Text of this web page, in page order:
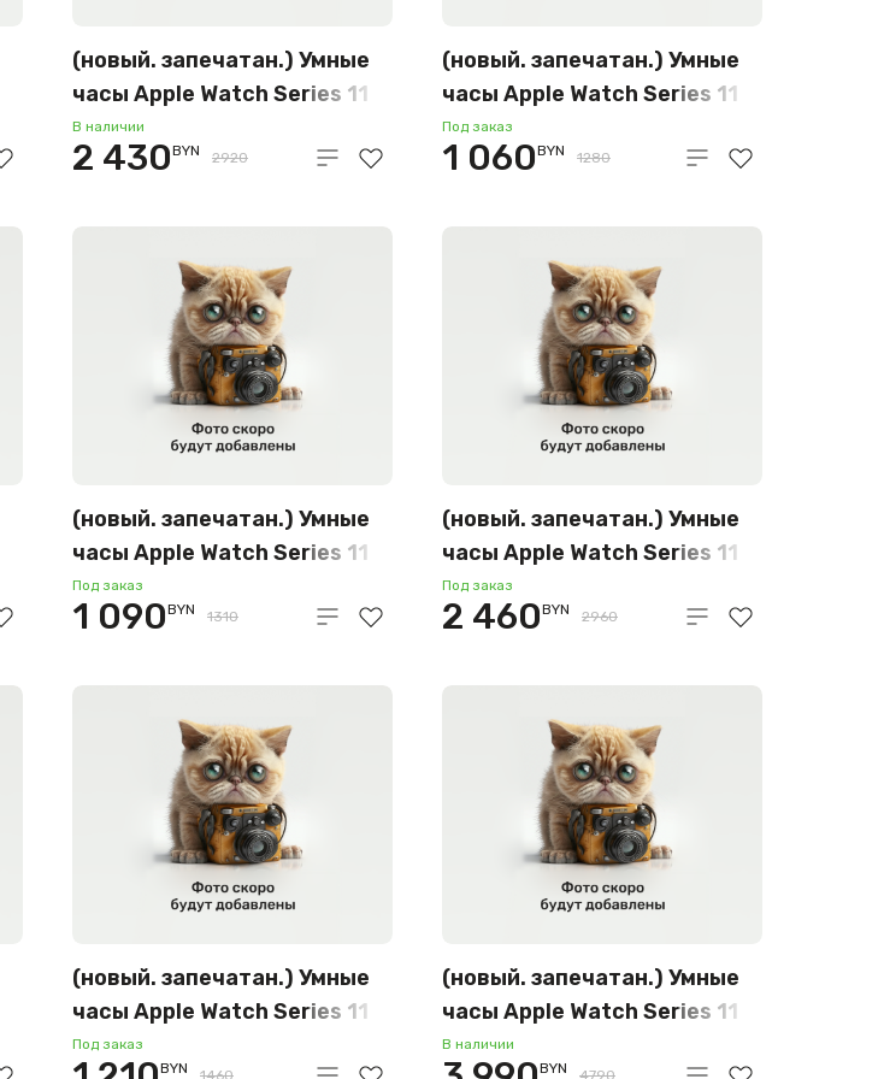
(новый. запечатан.) Умные
часы Apple Watch Series 11
LTE 42 мм (титановый
корпус, золотистый/
петля) MF8Y4
В наличии
2 430BYN 2920
(новый. запечатан.) Умные
часы Apple Watch Series 11
42 мм (алюминиевый
корпус, серый космос/
силиконовый M/L) MEQX4
Под заказ
1 060BYN 1280
(новый. запечатан.) Умные
часы Apple Watch Series 11
42 мм (алюминиевый
корпус, серебристый/
спортивный силиконовый
S/M) MEU64
Под заказ
1 090BYN 1310
(новый. запечатан.) Умные
часы Apple Watch Series 11
LTE 46 мм (титановый
корпус, природный/
петля – S/M) MFCY4
Под заказ
2 460BYN 2960
(новый. запечатан.) Умные
часы Apple Watch Series 11
46 мм (алюминиевый
Под заказ
BYN 1460
(новый. запечатан.) Умные
часы Apple Watch Series 11
LTE 46 мм (титановый
В наличии
BYN 4790